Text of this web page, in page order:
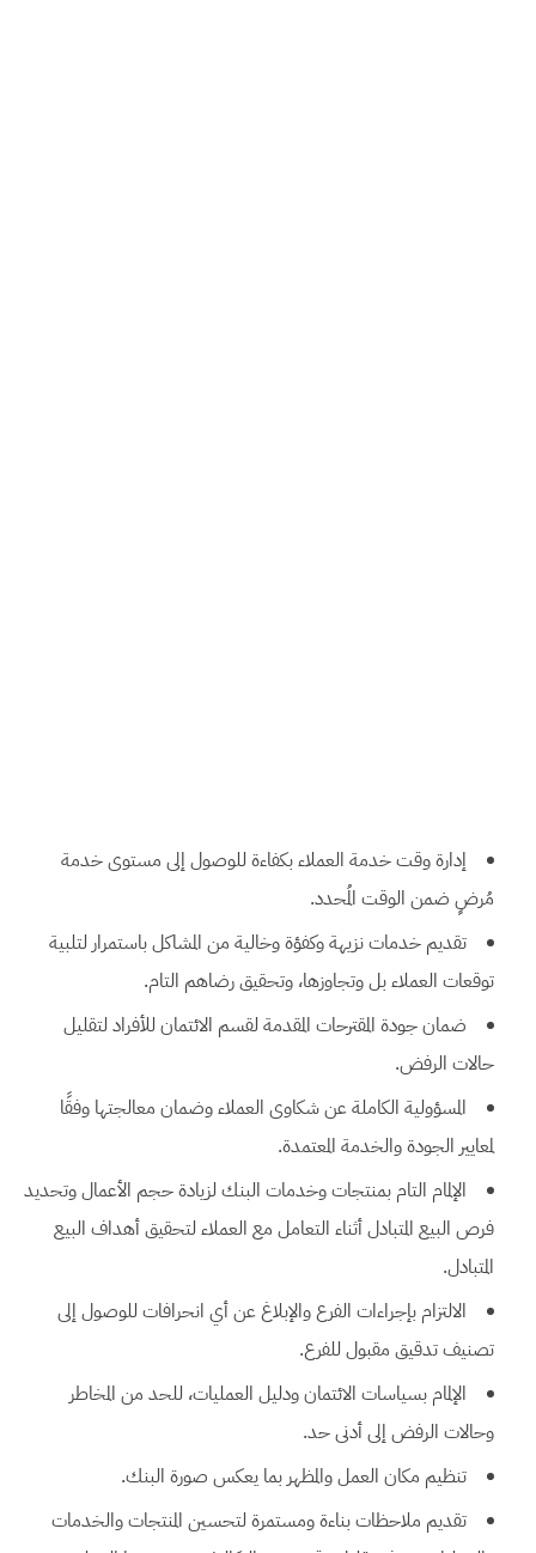
إدارة وقت خدمة العملاء بكفاءة للوصول إلى مستوى خدمة
مُرضٍ ضمن الوقت المُحدد.
تقديم خدمات نزيهة وكفؤة وخالية من المشاكل باستمرار لتلبية
توقعات العملاء بل وتجاوزها، وتحقيق رضاهم التام.
ضمان جودة المقترحات المقدمة لقسم الائتمان للأفراد لتقليل
حالات الرفض.
المسؤولية الكاملة عن شكاوى العملاء وضمان معالجتها وفقًا
لمعايير الجودة والخدمة المعتمدة.
الإلمام التام بمنتجات وخدمات البنك لزيادة حجم الأعمال وتحديد
فرص البيع المتبادل أثناء التعامل مع العملاء لتحقيق أهداف البيع
المتبادل.
الالتزام بإجراءات الفرع والإبلاغ عن أي انحرافات للوصول إلى
تصنيف تدقيق مقبول للفرع.
الإلمام بسياسات الائتمان ودليل العمليات، للحد من المخاطر
وحالات الرفض إلى أدنى حد.
تنظيم مكان العمل والمظهر بما يعكس صورة البنك.
تقديم ملاحظات بناءة ومستمرة لتحسين المنتجات والخدمات